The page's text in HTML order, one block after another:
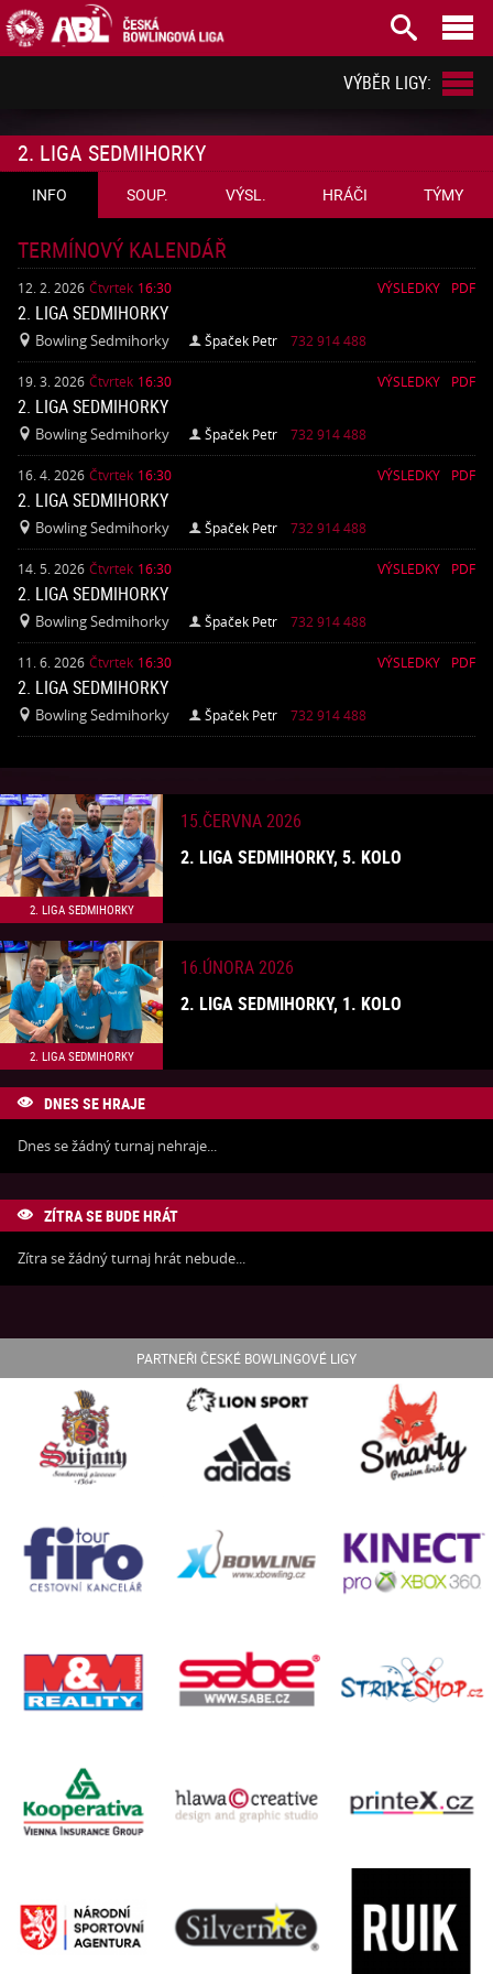
 
VÝBĚR LIGY: 
2. LIGA SEDMIHORKY
INFO SOUP. VÝSL. HRÁČI TÝMY
TERMÍNOVÝ KALENDÁŘ
12. 2. 2026 Čtvrtek 16:30
2. LIGA SEDMIHORKY
 Bowling Sedmihorky  Špaček Petr 732 914 488
VÝSLEDKY PDF
19. 3. 2026 Čtvrtek 16:30
2. LIGA SEDMIHORKY
 Bowling Sedmihorky  Špaček Petr 732 914 488
VÝSLEDKY PDF
16. 4. 2026 Čtvrtek 16:30
2. LIGA SEDMIHORKY
 Bowling Sedmihorky  Špaček Petr 732 914 488
VÝSLEDKY PDF
14. 5. 2026 Čtvrtek 16:30
2. LIGA SEDMIHORKY
 Bowling Sedmihorky  Špaček Petr 732 914 488
VÝSLEDKY PDF
11. 6. 2026 Čtvrtek 16:30
2. LIGA SEDMIHORKY
 Bowling Sedmihorky  Špaček Petr 732 914 488
VÝSLEDKY PDF
2. LIGA SEDMIHORKY
2. LIGA SEDMIHORKY, 5. KOLO
15.ČERVNA 2026
2. LIGA SEDMIHORKY
2. LIGA SEDMIHORKY, 1. KOLO
16.ÚNORA 2026
 DNES SE HRAJE
Dnes se žádný turnaj nehraje...
 ZÍTRA SE BUDE HRÁT
Zítra se žádný turnaj hrát nebude...
PARTNEŘI ČESKÉ BOWLINGOVÉ LIGY